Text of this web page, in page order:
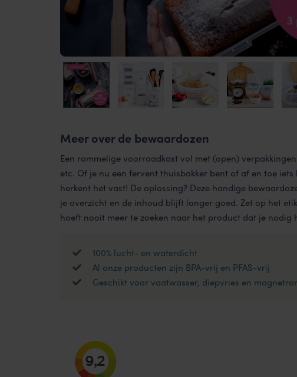
Meer over de bewaardozen
Een rommelige voorraadkast vol met (open)
etc. Of je nu een fervent thuisbakker bent of af en toe iets
herkent het vast! De oplossing? Deze handige
je overzicht en de inhoud blijft langer goed. Zet op het
hoeft nooit meer te zoeken naar het product dat je nodig
100% lucht- en waterdicht
Al onze producten zijn BPA-vrij en PFAS-vrij
Geschikt voor vaatwasser, diepvries en